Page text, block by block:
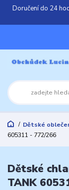
Doručení do 24
Dětské
605311 - 772/266
Dětské
TANK